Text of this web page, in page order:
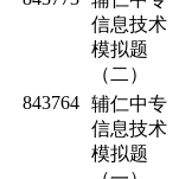
信息技术
模拟题
（二）
843764 辅仁中专
信息技术
模拟题